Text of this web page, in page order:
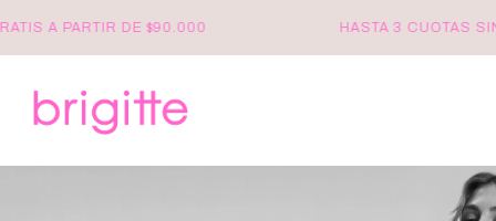
PARTIR DE $90.000 HASTA 3 CUOTAS SIN